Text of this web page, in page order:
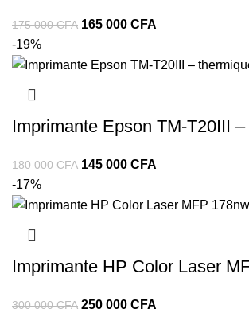
175 000CFA 165 000 CFA
-19%
Imprimante Epson TM-T20III
180 000CFA 145 000 CFA
-17%
Imprimante HP Color Laser
300 000CFA 250 000 CFA